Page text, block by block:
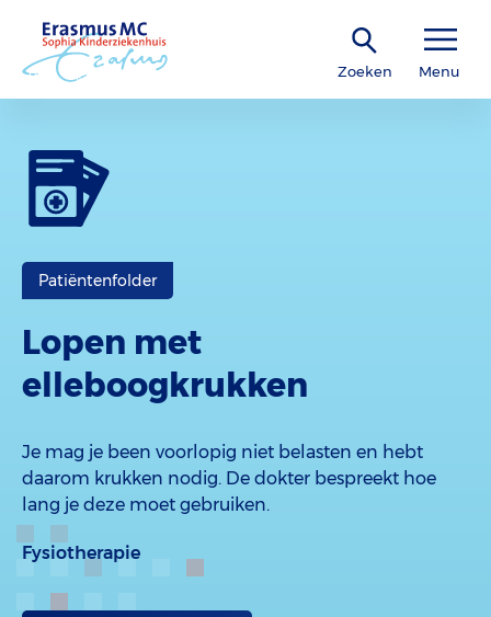
Zoeken Menu
Patiëntenfolder
Lopen met
elleboogkrukken
Je mag je been voorlopig niet belasten en hebt
daarom krukken nodig. De dokter bespreekt hoe
lang je deze moet gebruiken.
Fysiotherapie